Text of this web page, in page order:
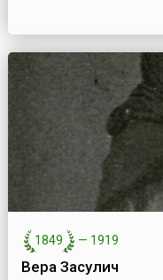
1849 — 1919
Вера Засулич